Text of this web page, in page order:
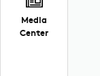
Media
Center